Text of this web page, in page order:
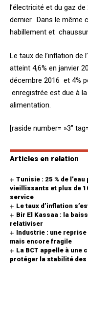
l’électricité et du gaz
dernier. Dans le même
habillement et
Le taux de l’inflation
atteint 4,6% en janvier
décembre 2016 et 4%
enregistrée est due à
alimentation.
[raside number= »3″
Articles en relation
Tunisie : 25 % de
vieillissants et plus de
service
Le taux d’inflation
Bir El Kassaa : la
relativiser
Industrie : une reprise
mais encore fragile
La BCT appelle à
protéger la stabilité des